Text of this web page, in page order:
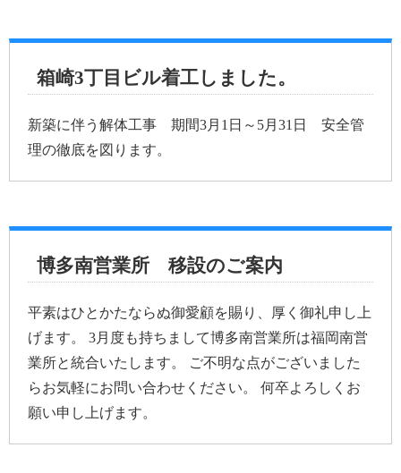
箱崎3丁目ビル着工しました。
新築に伴う解体工事 期間3月1日～5月31日 安全管
理の徹底を図ります。
博多南営業所 移設のご案内
平素はひとかたならぬ御愛顧を賜り、厚く御礼申し上
げます。 3月度も持ちまして博多南営業所は福岡南営
業所と統合いたします。 ご不明な点がございました
らお気軽にお問い合わせください。 何卒よろしくお
願い申し上げます。